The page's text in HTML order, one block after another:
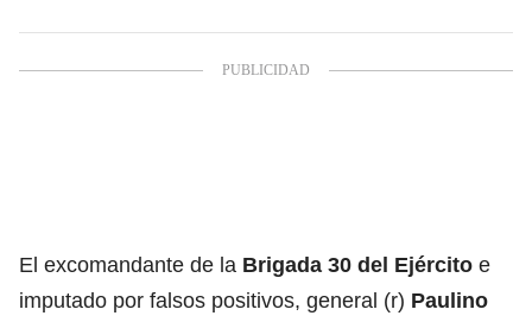
El excomandante de la Brigada 30 del Ejército e
imputado por falsos positivos, general (r) Paulino